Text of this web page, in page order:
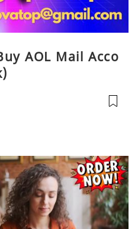
AOL Mail Acco